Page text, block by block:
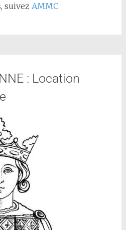
suivez AMMC
: Location